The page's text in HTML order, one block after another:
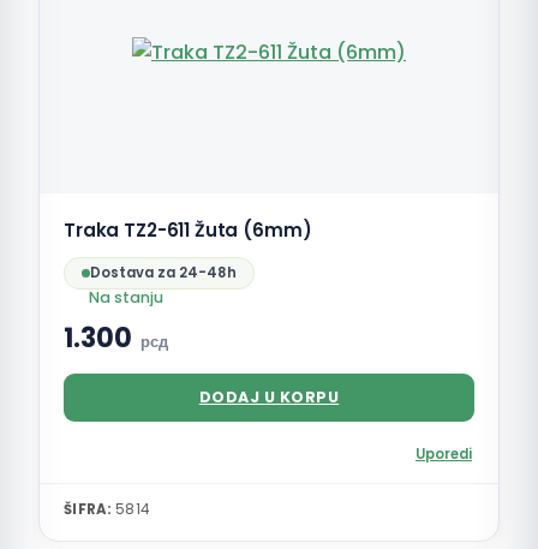
Traka TZ2-611 Žuta (6mm)
Dostava za 24-48h
Na stanju
1.300 рсд
DODAJ U KORPU
Uporedi
ŠIFRA: 5814